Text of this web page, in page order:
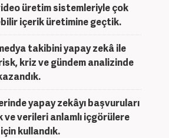
üretim sistemleriyle çok
içerik üretimine geçtik.
takibini yapay zekâ ile
kriz ve gündem analizinde
yapay zekâyı başvuruları
ve verileri anlamlı içgörülere
kullandık.